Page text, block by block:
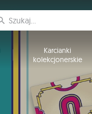
Karcianki
kolekcjonerskie